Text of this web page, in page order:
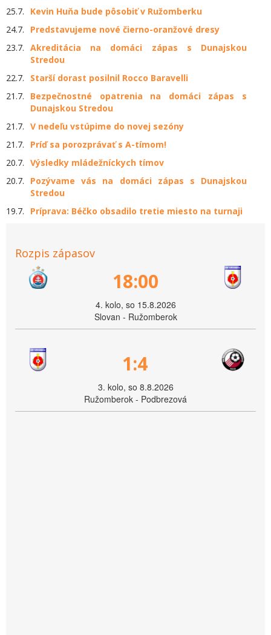
25.7.
Kevin Huňa bude pôsobiť v Ružomberku
24.7.
Predstavujeme nové čierno-oranžové dresy
23.7. Akreditácia na domáci zápas s Dunajskou
Stredou
22.7.
Starší dorast posilnil Rocco Baravelli
21.7.
Bezpečnostné opatrenia na domáci zápas s
Dunajskou Stredou
21.7. V nedeľu vstúpime do novej sezóny
21.7.
Príď sa porozprávať s A-tímom!
20.7. Výsledky mládežníckych tímov
20.7.
Pozývame vás na domáci zápas s Dunajskou
Stredou
19.7.
Príprava: Béčko obsadilo tretie miesto na turnaji
Rozpis zápasov
18:00
4. kolo, so 15.8.2026
Slovan - Ružomberok
1:4
3. kolo, so 8.8.2026
Ružomberok - Podbrezová